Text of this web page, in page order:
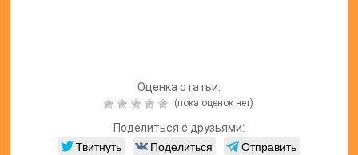
Оценка статьи:
(пока оценок нет)
Поделиться с друзьями:
Твитнуть Поделиться
Отправить